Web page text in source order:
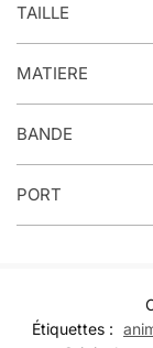
TAILLE
MATIERE
BANDE
PORT
Étiquettes :